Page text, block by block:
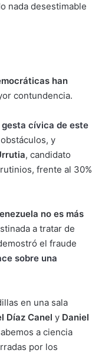
nada desestimable
han
contundencia.
cívica de este
y
, candidato
frente al 30%
no es más
a tratar de
el fraude
sobre una
en una sala
Díaz Canel y Daniel
a ciencia
por los